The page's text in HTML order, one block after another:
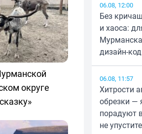
округе
06.08, 12:00
Без
и хаоса:
дизайн-код
06.08, 11:57
Хитрости
обрезки —
порадуют
не